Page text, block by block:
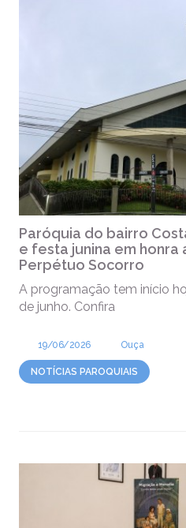
Paróquia do bairro
e festa junina em honra
Perpétuo Socorro
A programação tem início
de junho. Confira
19/06/2026 Ouça
NOTÍCIAS PAROQUIAIS